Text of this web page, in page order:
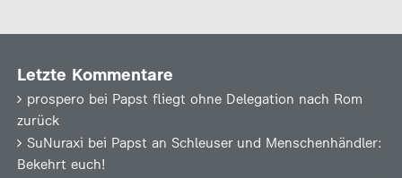
Letzte Kommentare
prospero bei Papst fliegt ohne Delegation nach Rom
zurück
SuNuraxi bei Papst an Schleuser und Menschenhändler:
Bekehrt euch!